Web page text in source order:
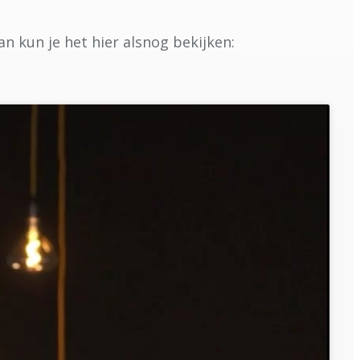
kun je het hier alsnog bekijken: